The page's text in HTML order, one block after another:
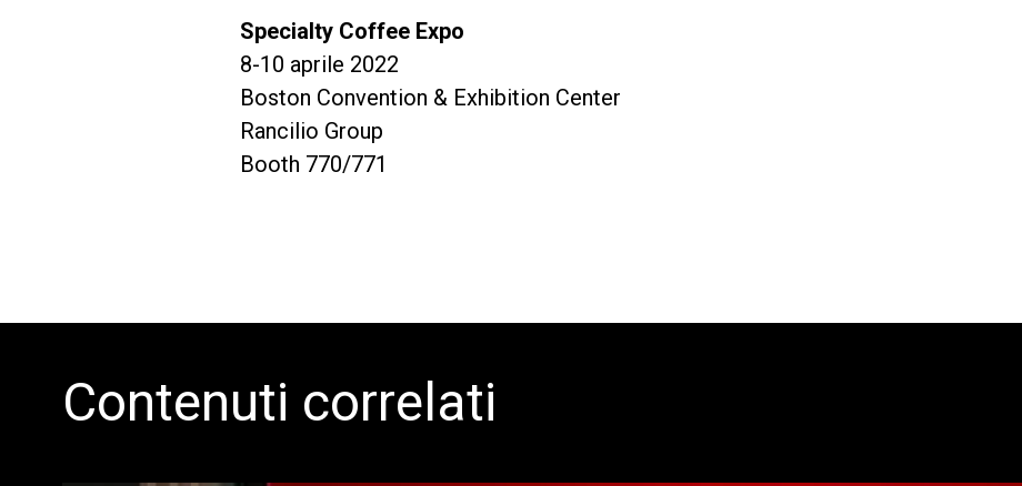
Specialty Coffee Expo
8-10 aprile 2022
Boston Convention & Exhibition Center
Rancilio Group
Booth 770/771
Contenuti correlati